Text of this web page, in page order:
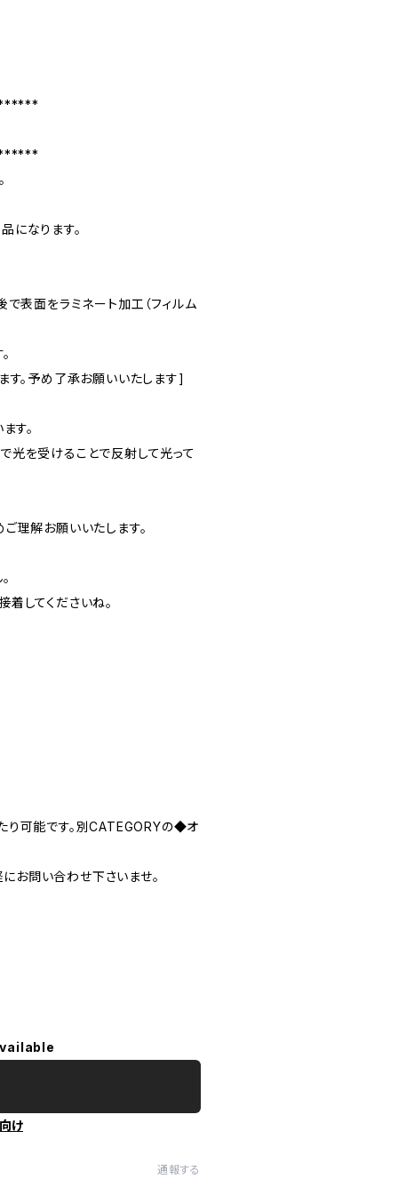
なります。
表面をラミネート加工（フィルム
す。予め了承お願いいたします]
す。
光を受けることで反射して光って
理解お願いいたします。
してくださいね。
り可能です。別CATEGORYの◆オ
お問い合わせ下さいませ。
け
通報する